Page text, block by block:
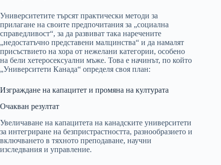
Университетите търсят практически методи за
прилагане на своите предпочитания за „социална
справедливост“, за да развиват така наречените
„недостатъчно представени малцинства“ и да намалят
присъствието на хора от нежелани категории, особено
на бели хетеросексуални мъже. Това е начинът, по който
„Университети Канада“ определя своя план:
Изграждане на капацитет и промяна на културата
Очакван резултат
Увеличаване на капацитета на канадските университети
за интегриране на безпристрастността, разнообразието и
включването в тяхното преподаване, научни
изследвания и управление.